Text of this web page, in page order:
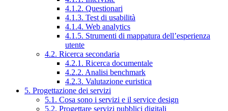
4.1.2. Questionari
4.1.3. Test di usabilità
4.1.4. Web analytics
4.1.5. Strumenti di mappatura dell’esperienza
utente
4.2. Ricerca secondaria
4.2.1. Ricerca documentale
4.2.2. Analisi benchmark
4.2.3. Valutazione euristica
5. Progettazione dei servizi
5.1. Cosa sono i servizi e il service design
5.2. Progettare servizi pubblici digitali